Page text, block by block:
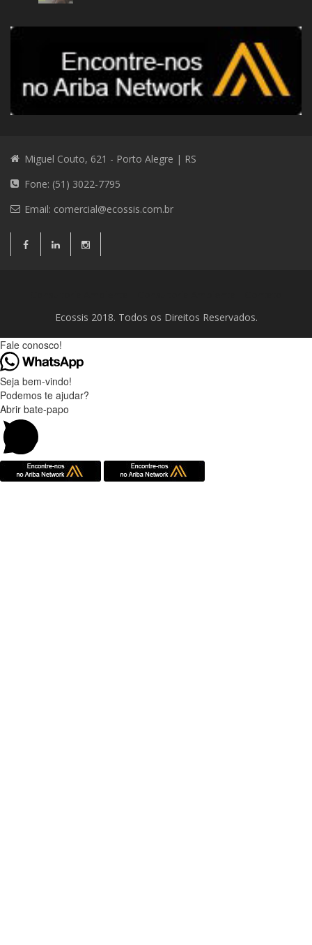
Miguel Couto, 621 - Porto Alegre | RS
Fone: (51) 3022-7795
Email: comercial@ecossis.com.br
Ecossis 2018. Todos os Direitos Reservados.
Fale conosco!
Seja bem-vindo!
Podemos te ajudar?
Abrir bate-papo